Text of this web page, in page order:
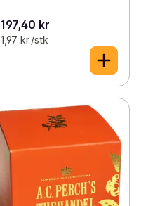
197,40 kr
1,97 kr /stk